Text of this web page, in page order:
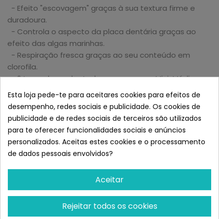
- Efeito "escovagem" graças à sua textura firme e
duradoura.
- Controla o aspecto da placa dentária graças ao
efeito das algas marinhas.
- Respiração fresca graças ao seu conteúdo em
clorofila.
- 2 tamanhos adaptados ao seu peso, Mini-Médio
(raças pequenas) e Maxi-Giant (raças grandes).
Ingredientes:
Frango fresco 70%, ervilhas, batata, carne de frango
desidratada, colagénio, glicerina vegetal, proteína de
PROTEÍNA BRUTA 23 %.
FIBRA BRUTA 2,3 % DE FIBRA BRUTA
Esta loja pede-te para aceitares cookies para efeitos de
desempenho, redes sociais e publicidade. Os cookies de
publicidade e de redes sociais de terceiros são utilizados
para te oferecer funcionalidades sociais e anúncios
personalizados. Aceitas estes cookies e o processamento
de dados pessoais envolvidos?
Aceitar
Rejeitar todos os cookies